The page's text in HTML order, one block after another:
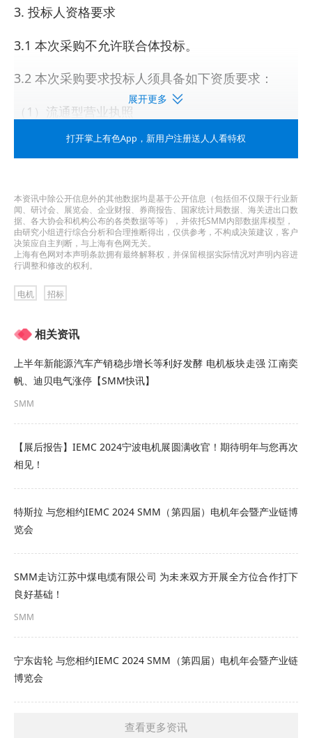
3. 投标人资格要求
3.1 本次采购不允许联合体投标。
3.2 本次采购要求投标人须具备如下资质要求：
（1）流通型营业执照
（2）生产型营业执照
生产型注册资金：300.0（万元）及以上
流通型注册资金：100.0（万元）及以上
3.5 本次采购要求投标人须具备如下能力要求、财务
要求和其他要求：
财务要求：详见附件（如有需要）
其他要求：详见附件
执行人投标无效。
4. 采购文件的获取
4.1 凡有意参加投标者，请于2026年04月29日08时
00分至2026年05月06日08时00分(北京时间，下
同)，登录鞍钢智慧招投标平台
http://bid.ansteel.cn下载电子采购文件。
展开更多
打开掌上有色App ，新用户注册送人人看特权
本资讯中除公开信息外的其他数据均是基于公开信息（包括但不仅限于行业新
闻、研讨会、展览会、企业财报、券商报告、国家统计局数据、海关进出口数
据、各大协会和机构公布的各类数据等等），并依托SMM内部数据库模型，
由研究小组进行综合分析和合理推断得出，仅供参考，不构成决策建议，客户
决策应自主判断，与上海有色网无关。
上海有色网对本声明条款拥有最终解释权，并保留根据实际情况对声明内容进
行调整和修改的权利。
电机 招标
相关资讯
上半年新能源汽车产销稳步增长等利好发酵 电机板块走强 江南奕
帆、迪贝电气涨停【SMM快讯】
SMM
【展后报告】IEMC 2024宁波电机展圆满收官！期待明年与您再次
相见！
特斯拉 与您相约IEMC 2024 SMM（第四届）电机年会暨产业链博
览会
SMM走访江苏中煤电缆有限公司 为未来双方开展全方位合作打下
良好基础！
SMM
宁东齿轮 与您相约IEMC 2024 SMM（第四届）电机年会暨产业链
博览会
查看更多资讯